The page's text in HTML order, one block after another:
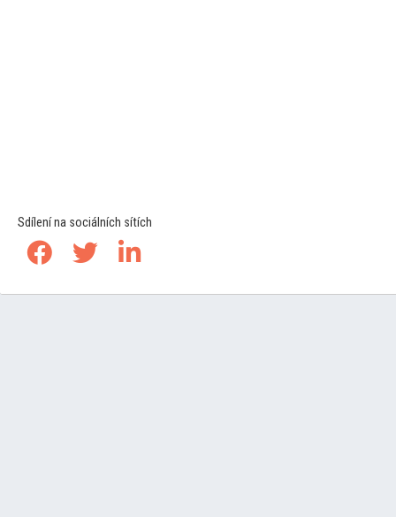
Sdílení na sociálních sítích